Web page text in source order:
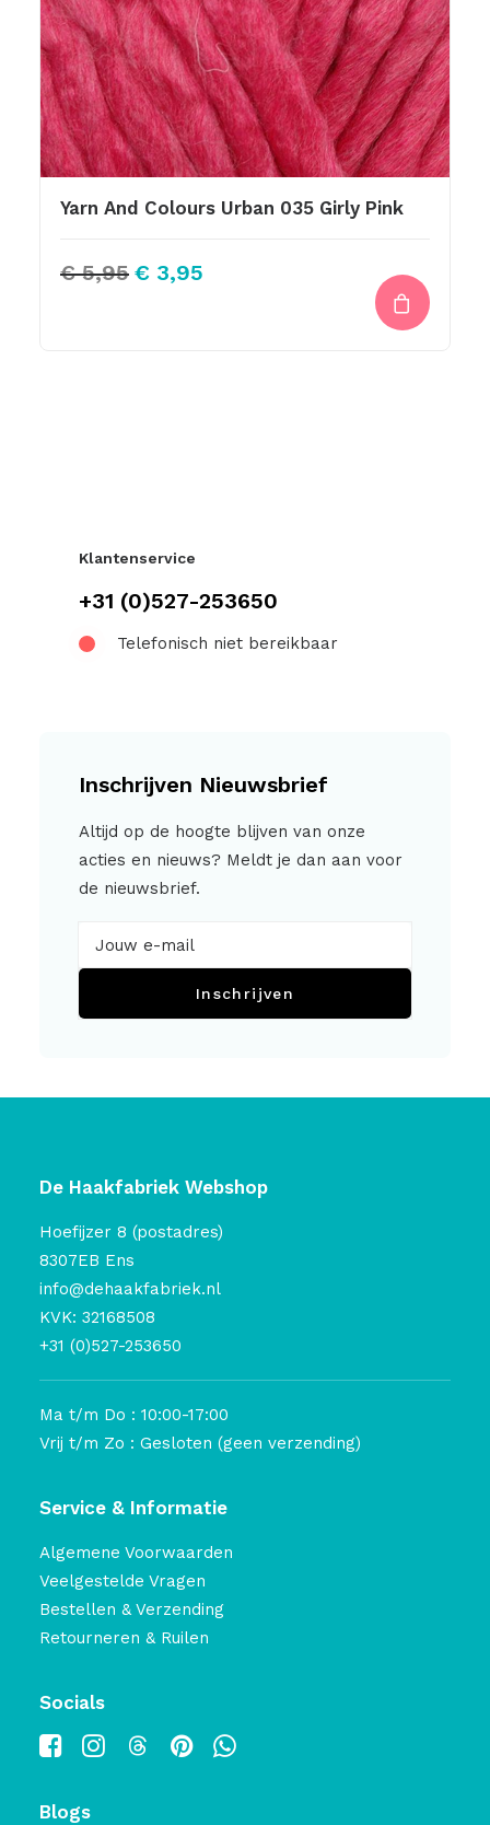
Yarn And Colours Urban 035 Girly Pink
€5,95 Oorspronkelijke
€ 3,95
Klantenservice
+31 (0)527-253650
Telefonisch niet bereikbaar
Inschrijven Nieuwsbrief
Altijd op de hoogte blijven van onze
acties en nieuws? Meldt je dan aan voor
de nieuwsbrief.
Inschrijven
De Haakfabriek Webshop
Hoefijzer 8 (postadres)
8307EB Ens
info@dehaakfabriek.nl
KVK: 32168508
+31 (0)527-253650
Ma t/m Do : 10:00-17:00
Vrij t/m Zo : Gesloten (geen verzending)
Service & Informatie
Algemene Voorwaarden
Veelgestelde Vragen
Bestellen & Verzending
Retourneren & Ruilen
Socials
Blogs